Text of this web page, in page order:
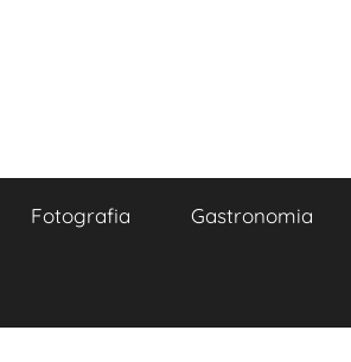
Fotografia Gastronomia